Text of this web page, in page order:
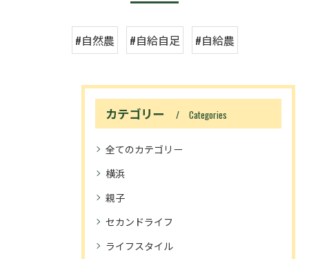
#自然農 #自給自足 #自給農
カテゴリー Categories
全てのカテゴリー
横浜
親子
セカンドライフ
ライフスタイル